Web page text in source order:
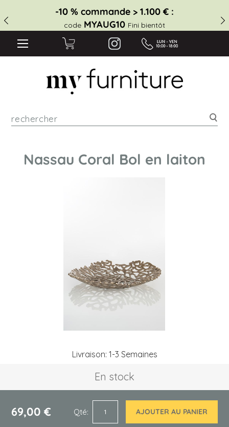
-10 % commande > 1.100 € :
code MYAUG10 Fini bientôt
Nassau Coral Bol en laiton
Livraison: 1-3 Semaines
En stock
69,00 € Qté AJOUTER AU PANIER
images
gallery